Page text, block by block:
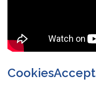
CookiesAccept